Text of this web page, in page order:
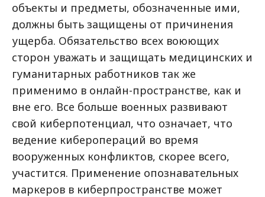
объекты и предметы, обозначенные ими,
должны быть защищены от причинения
ущерба. Обязательство всех воюющих
сторон уважать и защищать медицинских и
гуманитарных работников так же
применимо в онлайн-пространстве, как и
вне его. Все больше военных развивают
свой киберпотенциал, что означает, что
ведение киберопераций во время
вооруженных конфликтов, скорее всего,
участится. Применение опознавательных
маркеров в киберпространстве может